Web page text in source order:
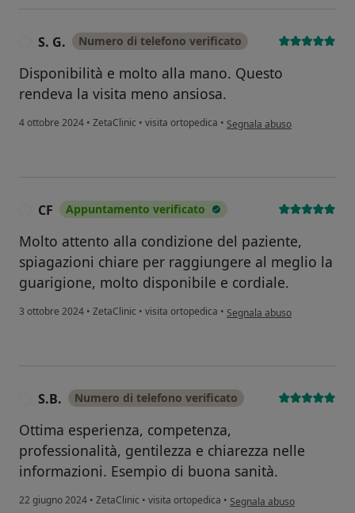
S. G. Numero di telefono verificato
Disponibilità e molto alla mano. Questo
rendeva la visita meno ansiosa.
4 ottobre 2024 • ZetaClinic • visita ortopedica • secondo l'opinione
Segnala abuso
CF Appuntamento verificato
Molto attento alla condizione del paziente,
spiagazioni chiare per raggiungere al meglio la
guarigione, molto disponibile e cordiale.
3 ottobre 2024 • ZetaClinic • visita ortopedica • secondo l'opinione
Segnala abuso
S.B. Numero di telefono verificato
Ottima esperienza, competenza,
professionalità, gentilezza e chiarezza nelle
informazioni. Esempio di buona sanità.
22 giugno 2024 • ZetaClinic • visita ortopedica • secondo l'opinione
Segnala abuso